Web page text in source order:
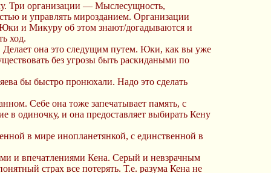
Три организации — Мыслесущность,
и управлять мирозданием. Организации
и Микуру об этом знают/догадываются и
ход.
Делает она это следущим путем. Юки, как вы уже
без угрозы быть раскидаными по
бы быстро пронюхали. Надо это сделать
Себе она тоже запечатывает память, с
в одиночку, и она предоставляет выбирать Кену
в мире инопланетянкой, с единственной в
и впечатлениями Кена. Серый и невзрачным
страх все потерять. Т.е. разума Кена не